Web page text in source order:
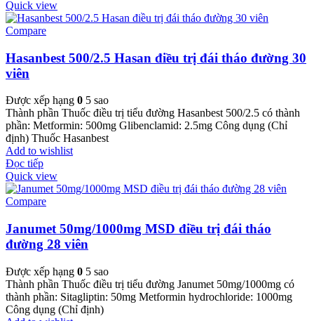
Quick view
Compare
Hasanbest 500/2.5 Hasan điều trị đái tháo đường 30
viên
Được xếp hạng 0 5 sao
Thành phần Thuốc điều trị tiểu đường Hasanbest 500/2.5 có thành
phần: Metformin: 500mg Glibenclamid: 2.5mg Công dụng (Chỉ
định) Thuốc Hasanbest
Add to wishlist
Đọc tiếp
Quick view
Compare
Janumet 50mg/1000mg MSD điều trị đái tháo
đường 28 viên
Được xếp hạng 0 5 sao
Thành phần Thuốc điều trị tiểu đường Janumet 50mg/1000mg có
thành phần: Sitagliptin: 50mg Metformin hydrochloride: 1000mg
Công dụng (Chỉ định)